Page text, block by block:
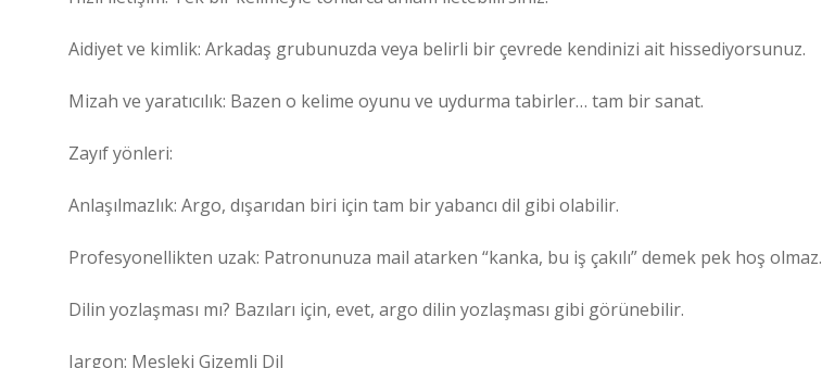
Aidiyet ve kimlik: Arkadaş grubunuzda veya belirli bir çevrede kendinizi ait hissediyorsunuz.
Mizah ve yaratıcılık: Bazen o kelime oyunu ve uydurma tabirler… tam bir sanat.
Zayıf yönleri:
Anlaşılmazlık: Argo, dışarıdan biri için tam bir yabancı dil gibi olabilir.
Profesyonellikten uzak: Patronunuza mail atarken “kanka, bu iş çakılı” demek pek hoş olmaz.
Dilin yozlaşması mı? Bazıları için, evet, argo dilin yozlaşması gibi görünebilir.
Jargon: Mesleki Gizemli Dil